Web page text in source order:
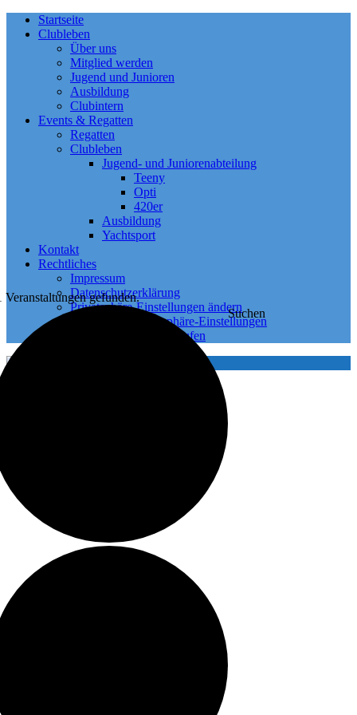
Startseite
Clubleben
Über uns
Mitglied werden
Jugend und Junioren
Ausbildung
Clubintern
Events & Regatten
Regatten
Clubleben
Jugend- und Juniorenabteilung
Teeny
Opti
420er
Ausbildung
Yachtsport
Kontakt
Rechtliches
Impressum
Datenschutzerklärung
Privatsphäre-Einstellungen ändern
Historie der Privatsphäre-Einstellungen
Einwilligungen widerrufen
Veranstaltungen gefunden.
Suchen